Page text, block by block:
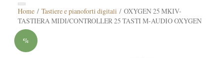
Home/ Tastiere e pianoforti digitali / OXYGEN 25 MKIV-
TASTIERA MIDI/CONTROLLER 25 TASTI M-AUDIO OXYGEN
%